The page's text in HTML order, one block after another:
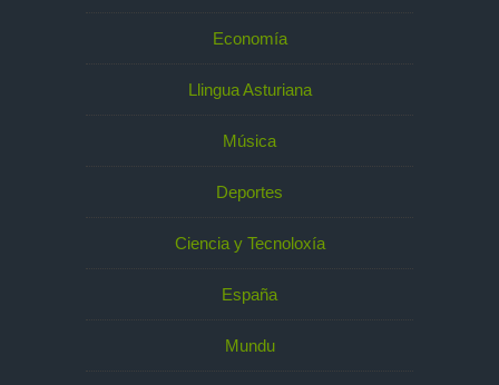
Economía
Llingua Asturiana
Música
Deportes
Ciencia y Tecnoloxía
España
Mundu